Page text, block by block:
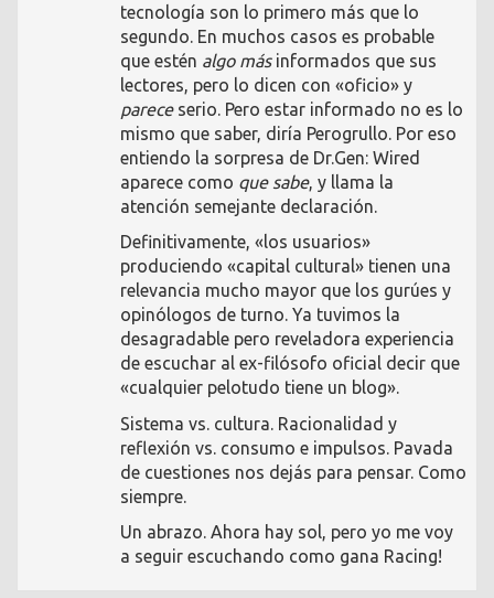
tecnología son lo primero más que lo
segundo. En muchos casos es probable
que estén algo másinformados que sus
lectores, pero lo dicen con «oficio» y
pareceserio. Pero estar informado no es lo
mismo que saber, diría Perogrullo. Por eso
entiendo la sorpresa de Dr.Gen: Wired
aparece como que sabe, y llama la
atención semejante declaración.
Definitivamente, «los usuarios»
produciendo «capital cultural» tienen una
relevancia mucho mayor que los gurúes y
opinólogos de turno. Ya tuvimos la
desagradable pero reveladora experiencia
de escuchar al ex-filósofo oficial decir que
«cualquier pelotudo tiene un blog».
Sistema vs. cultura. Racionalidad y
reflexión vs. consumo e impulsos. Pavada
de cuestiones nos dejás para pensar. Como
siempre.
Un abrazo. Ahora hay sol, pero yo me voy
a seguir escuchando como gana Racing!